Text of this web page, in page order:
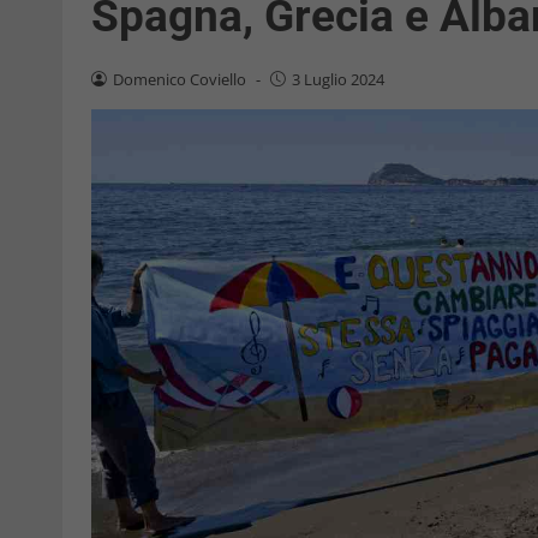
Spagna, Grecia e
Domenico Coviello - 3 Luglio 2024